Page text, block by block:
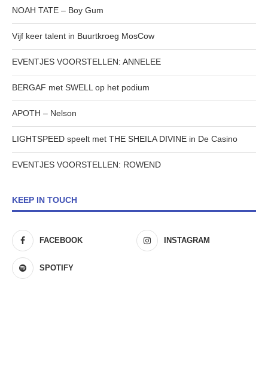
NOAH TATE – Boy Gum
Vijf keer talent in Buurtkroeg MosCow
EVENTJES VOORSTELLEN: ANNELEE
BERGAF met SWELL op het podium
APOTH – Nelson
LIGHTSPEED speelt met THE SHEILA DIVINE in De Casino
EVENTJES VOORSTELLEN: ROWEND
KEEP IN TOUCH
FACEBOOK INSTAGRAM
SPOTIFY